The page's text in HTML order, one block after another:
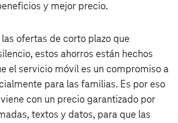
y mejor precio.
ofertas de corto plazo que
estos ahorros están hechos
el servicio móvil es un compromiso a
para las familias. Es por eso
con un precio garantizado por
textos y datos, para que las